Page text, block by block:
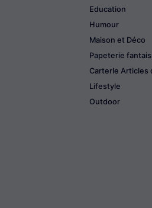
Education
Humour
Maison et Déco
Papeterie
CarterIe Articles
Lifestyle
Outdoor